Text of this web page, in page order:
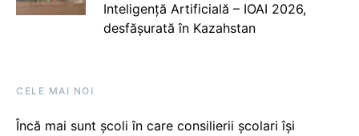
Inteligență Artificială – IOAI 2026,
desfășurată în Kazahstan
CELE MAI NOI
Încă mai sunt școli în care consilierii școlari își